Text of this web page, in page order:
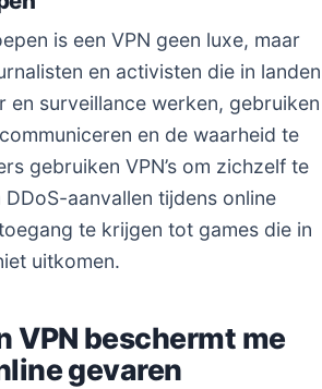
is een VPN geen luxe, maar
en activisten die in landen
en surveillance werken, gebruiken
en de waarheid te
gebruiken VPN’s om zichzelf te
aanvallen tijdens online
te krijgen tot games die in
uitkomen.
VPN beschermt me
gevaren